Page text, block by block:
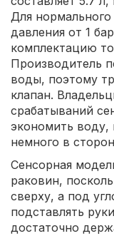
Для
давления от 1
комплектацию
Производитель
воды, поэтому
клапан.
срабатываний
экономить воду,
немного в
Сенсорная
раковин,
сверху, а под
подставлять
достаточно